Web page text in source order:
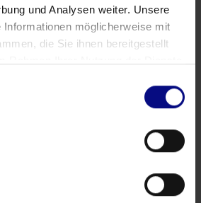
und Analysen weiter. Unsere
Informationen möglicherweise mit
die Sie ihnen bereitgestellt
Process.Science &